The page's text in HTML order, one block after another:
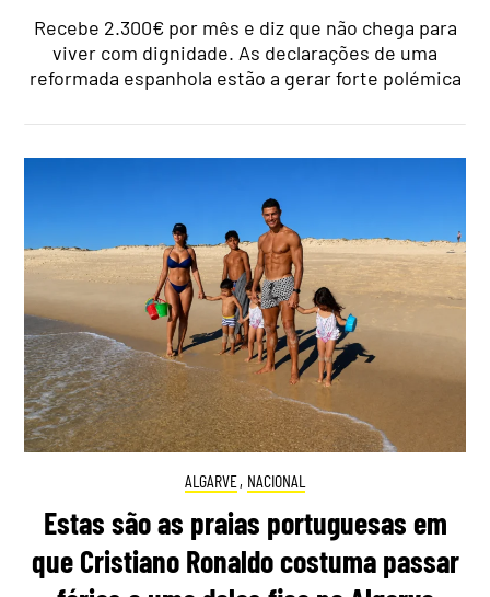
Recebe 2.300€ por mês e diz que não chega para
viver com dignidade. As declarações de uma
reformada espanhola estão a gerar forte polémica
ALGARVE, NACIONAL
Estas são as praias portuguesas em
que Cristiano Ronaldo costuma passar